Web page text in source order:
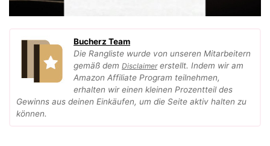
Bucherz Team
Die Rangliste wurde von unseren Mitarbeitern
gemäß dem Disclaimererstellt. Indem wir am
Amazon Affiliate Program teilnehmen,
erhalten wir einen kleinen Prozentteil des
Gewinns aus deinen Einkäufen, um die Seite aktiv halten zu
können.